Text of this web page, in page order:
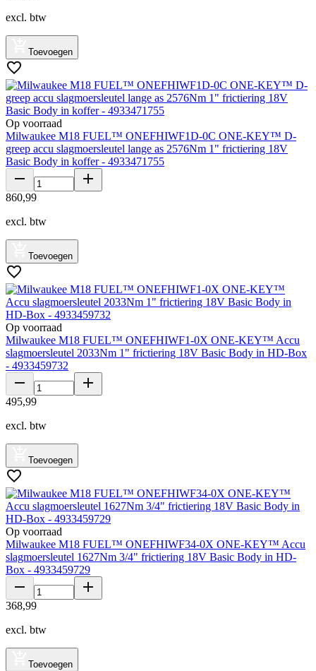
excl. btw
Toevoegen
Op voorraad
Milwaukee M18 FUEL™ ONEFHIWF1D-0C ONE-KEY™ D-
greep accu slagmoersleutel lange as 2576Nm 1" frictiering 18V
Basic Body in koffer - 4933471755
860,99
excl. btw
Toevoegen
Op voorraad
Milwaukee M18 FUEL™ ONEFHIWF1-0X ONE-KEY™ Accu
slagmoersleutel 2033Nm 1" frictiering 18V Basic Body in HD-Box
- 4933459732
495,99
excl. btw
Toevoegen
Op voorraad
Milwaukee M18 FUEL™ ONEFHIWF34-0X ONE-KEY™ Accu
slagmoersleutel 1627Nm 3/4" frictiering 18V Basic Body in HD-
Box - 4933459729
368,99
excl. btw
Toevoegen